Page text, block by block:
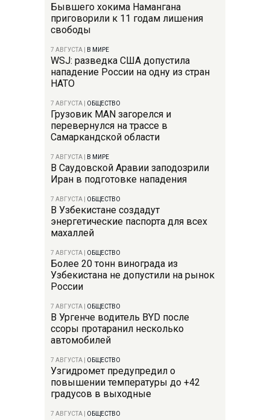
Бывшего хокима Намангана
приговорили к 11 годам лишения
свободы
7 АВГУСТА В МИРЕ
WSJ: разведка США допустила
нападение России на одну из стран
НАТО
7 АВГУСТА ОБЩЕСТВО
Грузовик MAN загорелся и
перевернулся на трассе в
Самаркандской области
7 АВГУСТА В МИРЕ
В Саудовской Аравии заподозрили
Иран в подготовке нападения
7 АВГУСТА ОБЩЕСТВО
В Узбекистане создадут
энергетические паспорта для всех
махаллей
7 АВГУСТА ОБЩЕСТВО
Более 20 тонн винограда из
Узбекистана не допустили на рынок
России
7 АВГУСТА ОБЩЕСТВО
В Ургенче водитель BYD после
ссоры протаранил несколько
автомобилей
7 АВГУСТА ОБЩЕСТВО
Узгидромет предупредил о
повышении температуры до +42
градусов в выходные
7 АВГУСТА ОБЩЕСТВО